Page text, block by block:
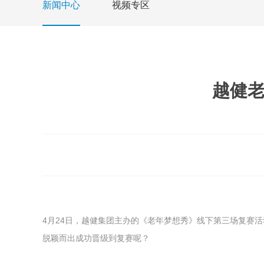
新闻中心 视频专区
越健
4月24日，越健集团主办的《老年梦想秀》线下第三场复赛
脱颖而出成功晋级到复赛呢？